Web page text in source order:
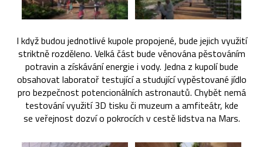
I když budou jednotlivé kupole propojené, bude jejich využití
striktně rozděleno. Velká část bude věnována pěstováním
potravin a získávání energie i vody. Jedna z kupolí bude
obsahovat laboratoř testující a studující vypěstované jídlo
pro bezpečnost potencionálních astronautů. Chybět nemá
testování využití 3D tisku či muzeum a amfiteátr, kde
se veřejnost dozví o pokrocích v cestě lidstva na Mars.